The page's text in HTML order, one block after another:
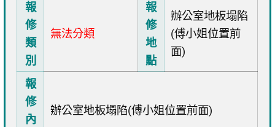
報
修
類
別
無法分類
報
修
地
點
辦公室地板塌陷
(傅小姐位置前
面)
報
修
內
辦公室地板塌陷(傅小姐位置前面)